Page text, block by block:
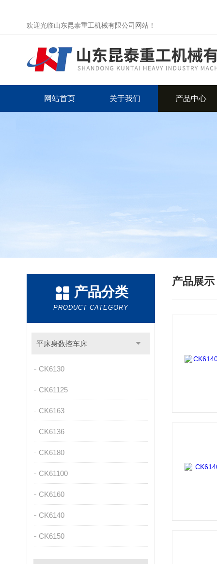
欢迎光临山东昆泰重工机械有限公司网站！
网站首页 关于我们 产品中心
产品分类
PRODUCT CATEGORY
平床身数控车床
CK6130
CK61125
CK6163
CK6136
CK6180
CK61100
CK6160
CK6140
CK6150
产品展示